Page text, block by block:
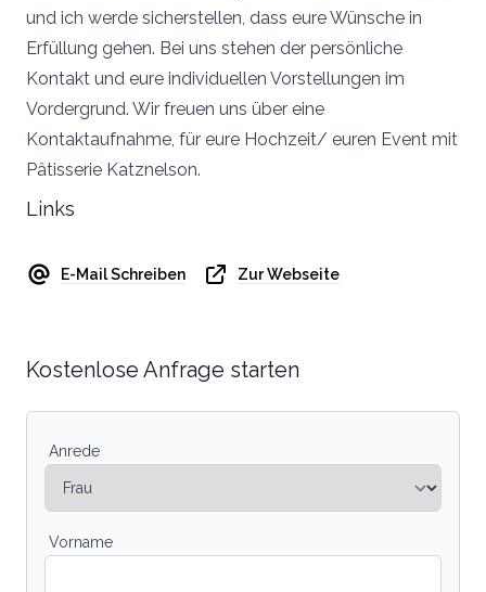
und ich werde sicherstellen, dass eure Wünsche in
Erfüllung gehen. Bei uns stehen der persönliche
Kontakt und eure individuellen Vorstellungen im
Vordergrund. Wir freuen uns über eine
Kontaktaufnahme, für eure Hochzeit/ euren Event mit
Pâtisserie Katznelson.
Links
E-Mail Schreiben Zur Webseite
Kostenlose Anfrage starten
Anrede
Vorname